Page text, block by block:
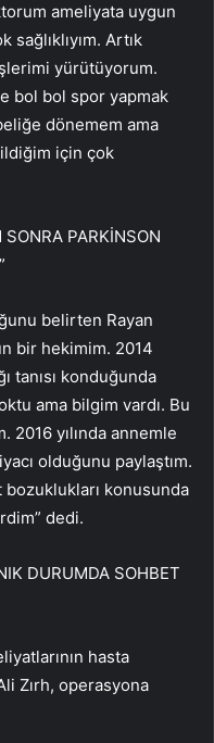
ameliyata uygun
sağlıklıyım. Artık
yürütüyorum.
bol bol spor yapmak
dönemem ama
için çok
PARKİNSON
belirten Rayan
bir hekimim. 2014
tanısı konduğunda
ama bilgim vardı. Bu
2016 yılında annemle
olduğunu paylaştım.
konusunda
dedi.
DURUMDA SOHBET
hasta
Zırh, operasyona